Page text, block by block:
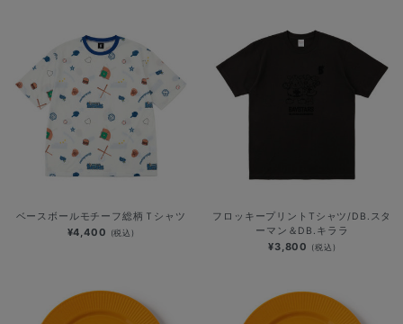
ベースボールモチーフ総柄Ｔシャツ
¥4,400 (税込)
フロッキープリントTシャツ/DB.スタ
ーマン＆DB.キララ
¥3,800 (税込)